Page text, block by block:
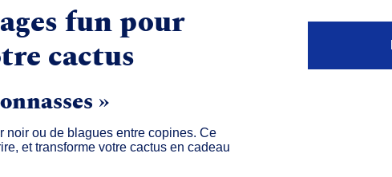
fun pour
cactus
»
noir ou de blagues entre copines. Ce
et transforme votre cactus en cadeau